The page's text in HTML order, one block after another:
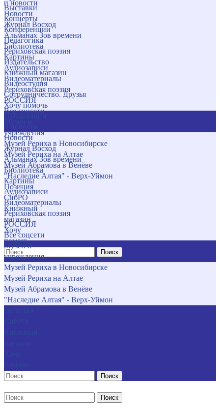
и новости
Новости
Журнал Восход
Альманах Зов времени
Библиотека
Картины
Аудиозаписи
Видеоматериалы
Рериховская поэзия
РОССИЯ
Все соцсети
учреждения
Музей Рериха в Новосибирске
Музей Рериха на Алтае
Музей Абрамова в Венёве
"Наследие Алтая" - Верх-Уймон
Позиция
СибРО
Книжный
магазин
Хочу
помочь
Поиск
Выставки
Концерты
Конференции
Педагогика
Рериховская поэзия
Издательство
Книжный магазин
Видеостудия
Сотрудничество. Друзья
Хочу помочь
Новости
Журнал Восход
Альманах Зов времени
Библиотека
Картины
Аудиозаписи
Видеоматериалы
Рериховская поэзия
РОССИЯ
Все соцсети
Музеи и
учреждения
Музей Рериха в Новосибирске
Музей Рериха на Алтае
Музей Абрамова в Венёве
"Наследие Алтая" - Верх-Уймон
Поиск
Поиск